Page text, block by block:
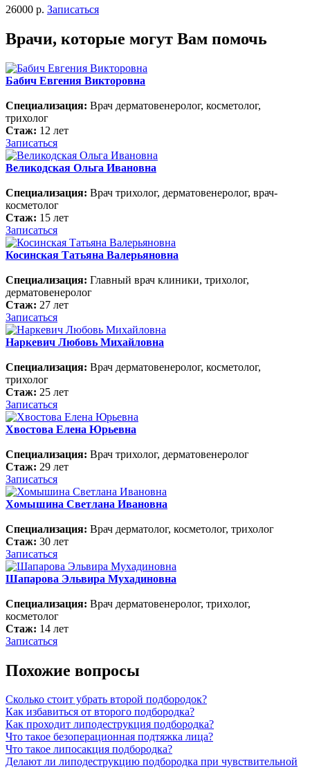
26000 р. Записаться
Врачи, которые могут Вам помочь
Бабич Евгения Викторовна
Специализация: Врач дерматовенеролог, косметолог,
трихолог
Стаж: 12 лет
Записаться
Великодская Ольга Ивановна
Специализация: Врач трихолог, дерматовенеролог, врач-
косметолог
Стаж: 15 лет
Записаться
Косинская Татьяна Валерьяновна
Специализация: Главный врач клиники, трихолог,
дерматовенеролог
Стаж: 27 лет
Записаться
Наркевич Любовь Михайловна
Специализация: Врач дерматовенеролог, косметолог,
трихолог
Стаж: 25 лет
Записаться
Хвостова Елена Юрьевна
Специализация: Врач трихолог, дерматовенеролог
Стаж: 29 лет
Записаться
Хомышина Светлана Ивановна
Специализация: Врач дерматолог, косметолог, трихолог
Стаж: 30 лет
Записаться
Шапарова Эльвира Мухадиновна
Специализация: Врач дерматовенеролог, трихолог,
косметолог
Стаж: 14 лет
Записаться
Похожие вопросы
Сколько стоит убрать второй подбородок?
Как избавиться от второго подбородка?
Как проходит липодеструкция подбородка?
Что такое безоперационная подтяжка лица?
Что такое липосакция подбородка?
Делают ли липодеструкцию подбородка при чувствительной